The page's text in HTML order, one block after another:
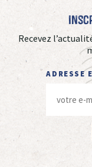
Recevez
ADRESSE